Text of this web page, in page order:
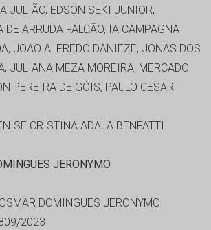
JULIÃO, EDSON SEKI JUNIOR,
DE ARRUDA FALCÃO, IA CAMPAGNA
JOAO ALFREDO DANIEZE, JONAS DOS
JULIANA MEZA MOREIRA, MERCADO
PEREIRA DE GÓIS, PAULO CESAR
CRISTINA ADALA BENFATTI
JERONYMO
DOMINGUES JERONYMO
2023